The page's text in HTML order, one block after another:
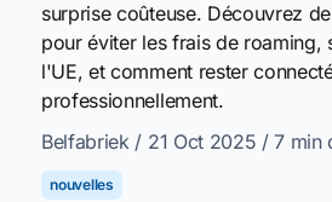
surprise coûteuse. Découvrez
pour éviter les frais de roaming,
l'UE, et comment rester
professionnellement.
Belfabriek / 21 Oct 2025 / 7 min
nouvelles